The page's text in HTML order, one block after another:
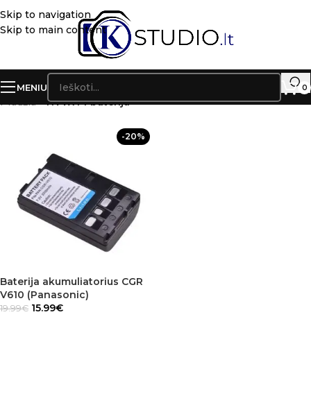
Skip to navigation
Skip to main content
MENIU 0
Pradžia»NVVX44 baterija
-20%
Baterija akumuliatorius CGR
V610 (Panasonic)
19.99€ 15.99€